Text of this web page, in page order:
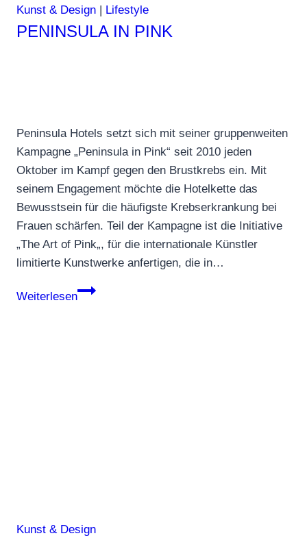
Kunst & Design Lifestyle
PENINSULA IN PINK
Peninsula Hotels setzt sich mit seiner gruppenweiten
Kampagne „Peninsula in Pink“ seit 2010 jeden
Oktober im Kampf gegen den Brustkrebs ein. Mit
seinem Engagement möchte die Hotelkette das
Bewusstsein für die häufigste Krebserkrankung bei
Frauen schärfen. Teil der Kampagne ist die Initiative
„The Art of Pink„, für die internationale Künstler
limitierte Kunstwerke anfertigen, die in…
Weiterlesen
Peninsula
Kunst & Design